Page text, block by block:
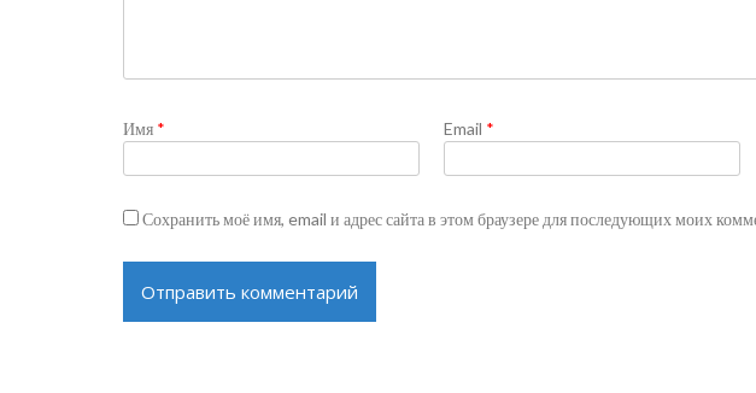
Имя * Email *
Сохранить моё имя, email и адрес сайта в этом браузере для последующих моих